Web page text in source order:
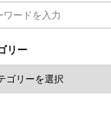
リー